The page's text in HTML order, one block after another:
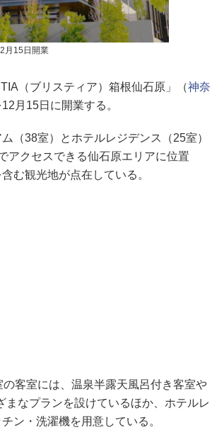
月15日開業
（ブリスティア）箱根仙石原」（神奈
12月15日に開業する。
（38室）とホテルレジデンス（25室）
アクセスできる仙石原エリアに位置
む観光地が点在している。
客室には、温泉半露天風呂付き客室や
なプランを設けているほか、ホテルレ
ン・洗濯機を用意している。